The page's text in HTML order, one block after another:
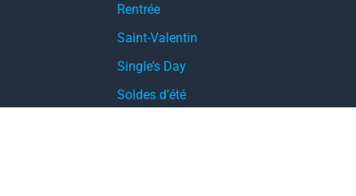
Rentrée
Saint-Valentin
Single’s Day
Soldes d’été